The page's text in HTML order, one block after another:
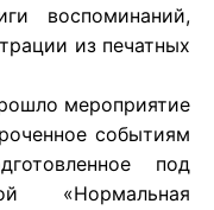
воспоминаний,
из печатных
мероприятие
событиям
под
«Нормальная